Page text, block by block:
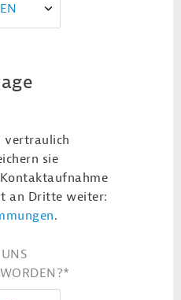
vertraulich
sie
an Dritte weiter:
.
*